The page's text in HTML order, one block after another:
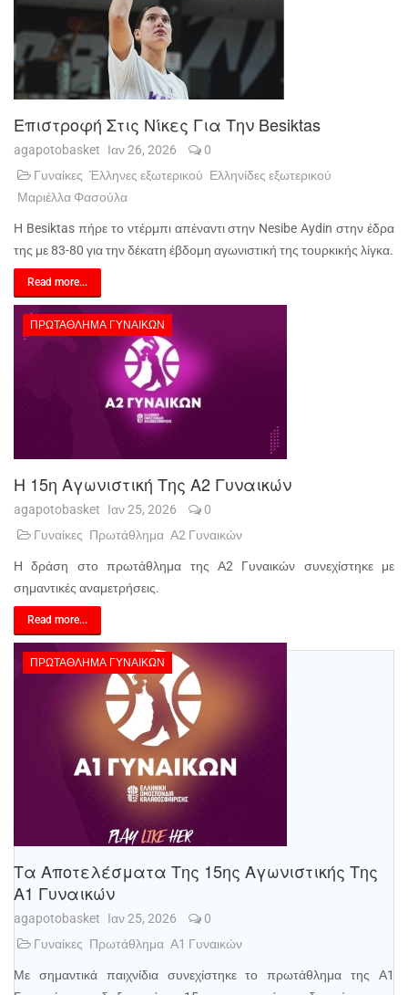
Επιστροφή Στις Νίκες Για Την Besiktas
agapotobasket Ιαν 26, 2026
0
Γυναίκες Έλληνες εξωτερικού Ελληνίδες εξωτερικού
Μαριέλλα Φασούλα
Η Besiktas πήρε το ντέρμπι απέναντι στην Nesibe Aydin στην έδρα
της με 83-80 για την δέκατη έβδομη αγωνιστική της τουρκικής λίγκα.
Read more...
ΠΡΩΤΆΘΛΗΜΑ ΓΥΝΑΙΚΏΝ
Η 15η Αγωνιστική Της Α2 Γυναικών
agapotobasket Ιαν 25, 2026
0
Γυναίκες Πρωτάθλημα Α2 Γυναικών
Η δράση στο πρωτάθλημα της Α2 Γυναικών συνεχίστηκε με
σημαντικές αναμετρήσεις.
Read more...
ΠΡΩΤΆΘΛΗΜΑ ΓΥΝΑΙΚΏΝ
Τα Αποτελέσματα Της 15ης Αγωνιστικής Της
Α1 Γυναικών
agapotobasket Ιαν 25, 2026
0
Γυναίκες Πρωτάθλημα Α1 Γυναικών
Με σημαντικά παιχνίδια συνεχίστηκε το πρωτάθλημα της Α1